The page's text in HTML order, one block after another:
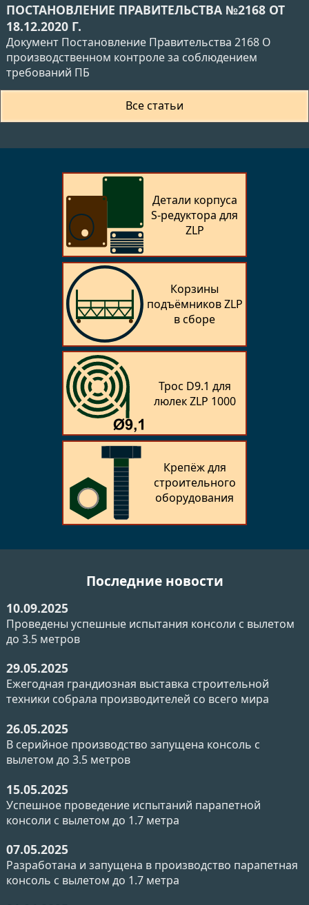
ПОСТАНОВЛЕНИЕ ПРАВИТЕЛЬСТВА №2168 ОТ
18.12.2020 Г.
Документ Постановление Правительства 2168 О
производственном контроле за соблюдением
требований ПБ
Все статьи
Детали корпуса
S-редуктора для
ZLP
Корзины
подъёмников ZLP
в сборе
Трос D9.1 для
люлек ZLP 1000
Крепёж для
строительного
оборудования
Последние новости
10.09.2025
Проведены успешные испытания консоли с вылетом
до 3.5 метров
29.05.2025
Ежегодная грандиозная выставка строительной
техники собрала производителей со всего мира
26.05.2025
В серийное производство запущена консоль с
вылетом до 3.5 метров
15.05.2025
Успешное проведение испытаний парапетной
консоли с вылетом до 1.7 метра
07.05.2025
Разработана и запущена в производство парапетная
консоль с вылетом до 1.7 метра